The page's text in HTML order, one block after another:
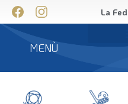
La
MENÙ